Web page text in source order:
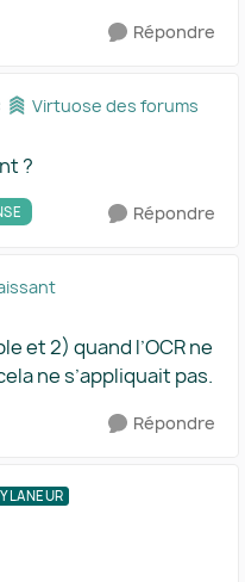
Répondre
Virtuose des forums
?
Répondre
et 2) quand l’OCR ne
ne s’appliquait pas.
Répondre